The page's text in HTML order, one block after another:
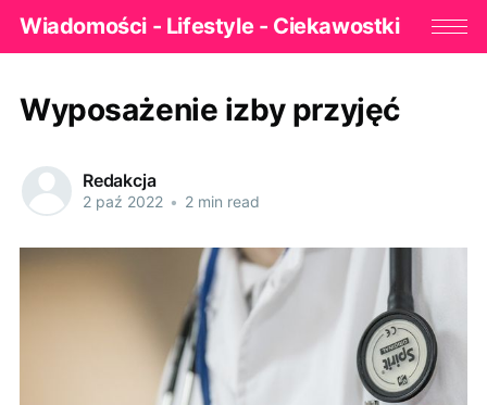
Wiadomości - Lifestyle - Ciekawostki
Wyposażenie izby przyjęć
Redakcja
2 paź 2022 • 2 min read